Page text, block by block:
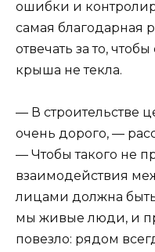
ошибки и
самая благодарная
отвечать за то,
крыша не текла.
— В строительстве
очень дорого, —
— Чтобы такого не
взаимодействия
лицами должна
мы живые люди, и
повезло: рядом